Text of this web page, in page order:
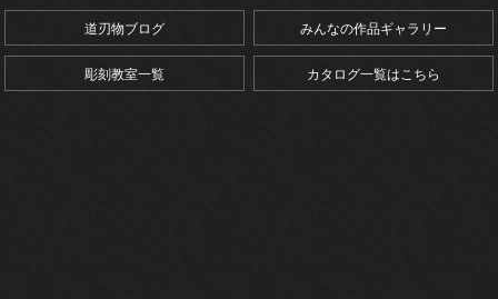
道刃物ブログ みんなの作品ギャラリー
彫刻教室一覧 カタログ一覧はこちら